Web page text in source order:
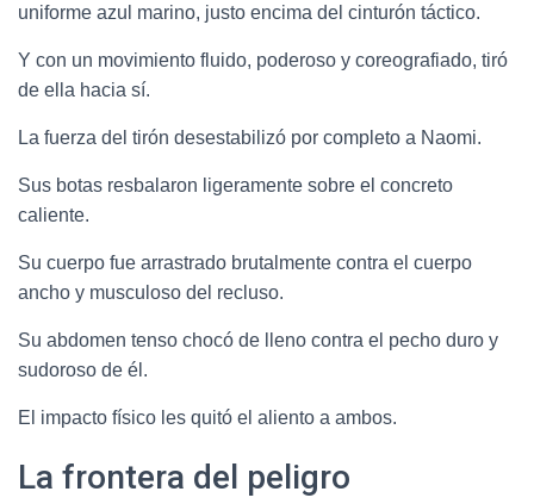
uniforme azul marino, justo encima del cinturón táctico.
Y con un movimiento fluido, poderoso y coreografiado, tiró
de ella hacia sí.
La fuerza del tirón desestabilizó por completo a Naomi.
Sus botas resbalaron ligeramente sobre el concreto
caliente.
Su cuerpo fue arrastrado brutalmente contra el cuerpo
ancho y musculoso del recluso.
Su abdomen tenso chocó de lleno contra el pecho duro y
sudoroso de él.
El impacto físico les quitó el aliento a ambos.
La frontera del peligro